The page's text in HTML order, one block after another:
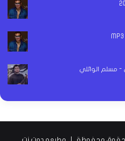
مسلم الوائلي